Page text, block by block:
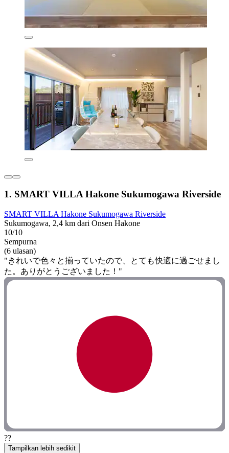
1. SMART VILLA Hakone Sukumogawa Riverside
SMART VILLA Hakone Sukumogawa Riverside
Sukumogawa, 2,4 km dari Onsen Hakone
10/10
Sempurna
(6 ulasan)
"きれいで色々と揃っていたので、とても快適に過ごせまし
た。ありがとうございました！"
??
Tampilkan lebih sedikit